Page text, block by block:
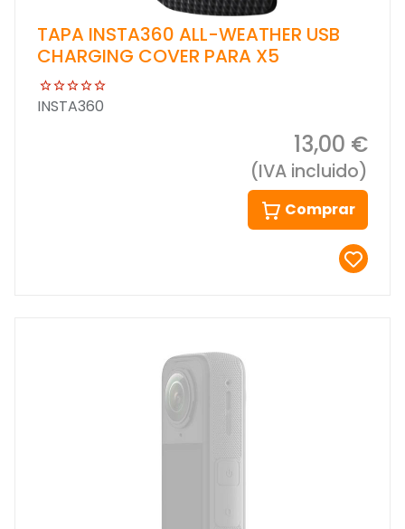
TAPA INSTA360 ALL-WEATHER USB
CHARGING COVER PARA X5
INSTA360
13,00 €
(IVA incluido)
Comprar